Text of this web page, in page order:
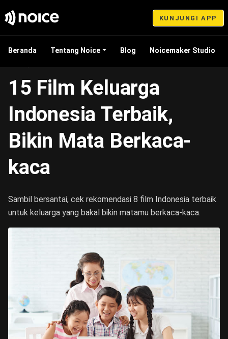
KUNJUNGI APP
Beranda Tentang Noice Blog Noicemaker Studio
15 Film Keluarga
Indonesia Terbaik,
Bikin Mata Berkaca-
kaca
Sambil bersantai, cek rekomendasi 8 film Indonesia terbaik
untuk keluarga yang bakal bikin matamu berkaca-kaca.